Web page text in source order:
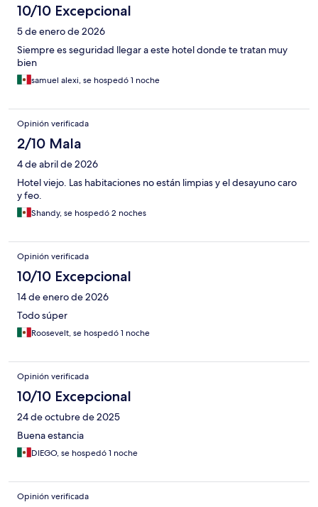
10/10 Excepcional
5 de enero de 2026
Siempre es seguridad llegar a este hotel donde te tratan muy
bien
samuel alexi, se hospedó 1 noche
Opinión verificada
2/10 Mala
4 de abril de 2026
Hotel viejo. Las habitaciones no están limpias y el desayuno caro
y feo.
Shandy, se hospedó 2 noches
Opinión verificada
10/10 Excepcional
14 de enero de 2026
Todo súper
Roosevelt, se hospedó 1 noche
Opinión verificada
10/10 Excepcional
24 de octubre de 2025
Buena estancia
DIEGO, se hospedó 1 noche
Opinión verificada